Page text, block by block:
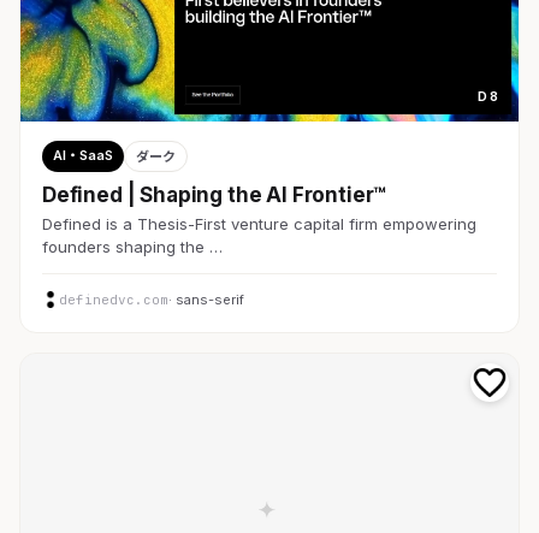
D 8
AI・SaaS ダーク
Defined | Shaping the AI Frontier™
Defined is a Thesis-First venture capital firm empowering
founders shaping the …
definedvc.com· sans-serif